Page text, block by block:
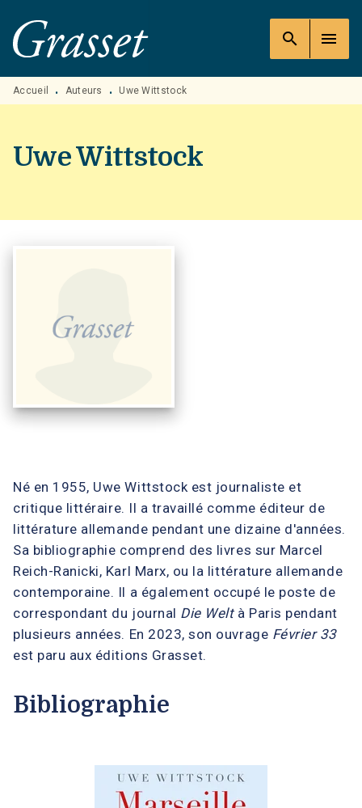
MENU RECHERCHE
PIED DE PAGE
search menu
Accueil • Auteurs • Uwe Wittstock
Uwe Wittstock
Né en 1955, Uwe Wittstock est journaliste et
critique littéraire. Il a travaillé comme éditeur de
littérature allemande pendant une dizaine d'années.
Sa bibliographie comprend des livres sur Marcel
Reich-Ranicki, Karl Marx, ou la littérature allemande
contemporaine. Il a également occupé le poste de
correspondant du journal Die Weltà Paris pendant
plusieurs années. En 2023, son ouvrage Février 33
est paru aux éditions Grasset.
Bibliographie